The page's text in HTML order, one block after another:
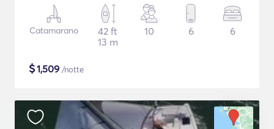
Catamarano
42 ft
13 m
10 6 6
$1,509 /notte